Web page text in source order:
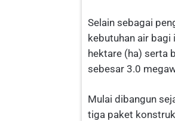
Selain sebagai
kebutuhan air bagi
hektare (ha) serta
sebesar 3.0
Mulai dibangun
tiga paket